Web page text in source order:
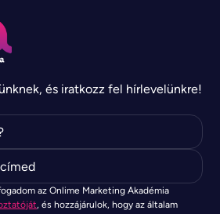
és iratkozz fel hírlevelünkre!
az Onlime Marketing Akadémia
, és hozzájárulok, hogy az általam